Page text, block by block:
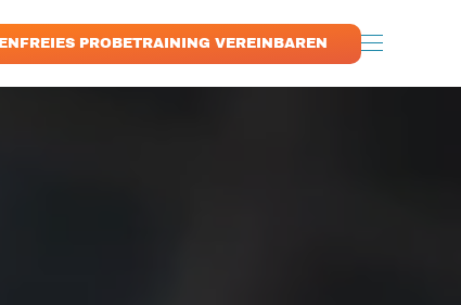
PROBETRAINING VEREINBAREN